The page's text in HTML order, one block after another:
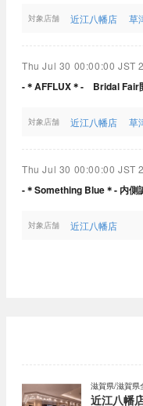
対象店舗 近江八幡店 草
Thu Jul 30 00:00:00 JST
-＊AFFLUX＊- Bridal Fair
対象店舗 近江八幡店 草
Thu Jul 30 00:00:00 JST
-＊Something Blue＊- 内側
対象店舗 近江八幡店
滋賀県/滋賀県
近江八幡